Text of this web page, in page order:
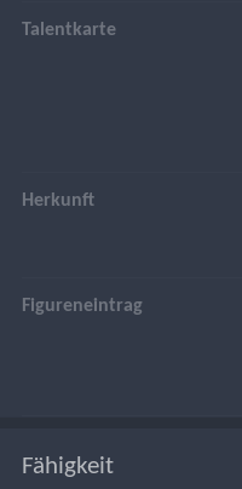
Talentkarte
Herkunft
Figureneintrag
Fähigkeit